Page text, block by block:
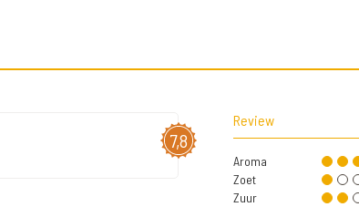
7,8
Review
Aroma
Zoet
Zuur